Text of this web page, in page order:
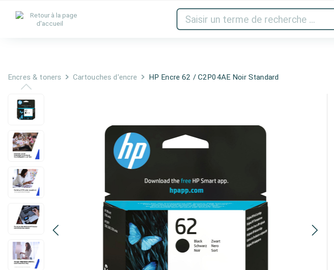
Audio et vidéo Imprimantes & scanner
Encres & toners Cartouches d'encre HP Encre 62 / C2P04AE Noir Standard